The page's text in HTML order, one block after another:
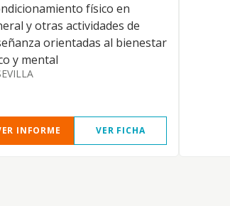
físico en
y otras actividades de
orientadas al bienestar
y mental
INFORME VER FICHA